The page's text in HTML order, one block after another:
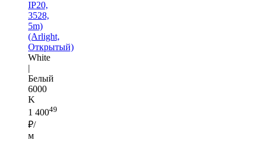
IP20,
3528,
5m)
(Arlight,
Открытый)
White
|
Белый
6000
K
1 40049
₽/
м